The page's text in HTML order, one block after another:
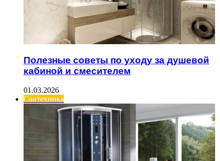
Полезные советы по уходу за душевой
кабиной и смесителем
01.03.2026
Сантехника